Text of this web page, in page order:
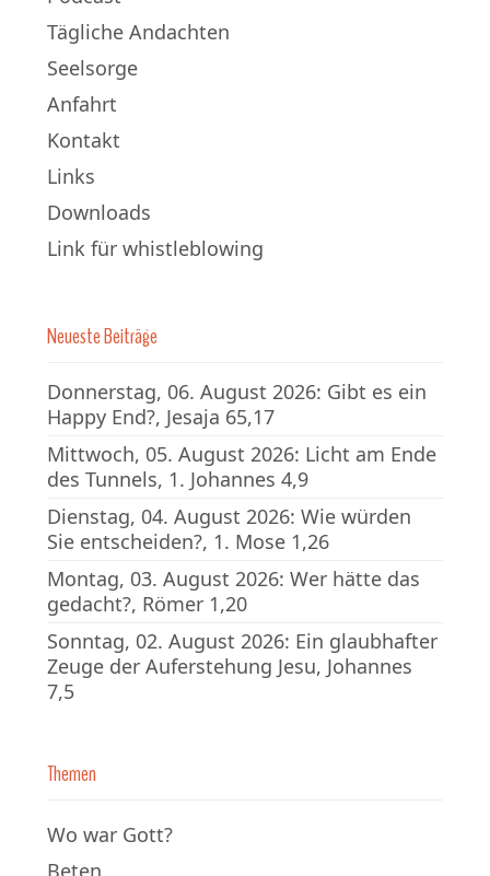
Tägliche Andachten
Seelsorge
Anfahrt
Kontakt
Links
Downloads
Link für whistleblowing
Neueste Beiträge
Donnerstag, 06. August 2026: Gibt es ein
Happy End?, Jesaja 65,17
Mittwoch, 05. August 2026: Licht am Ende
des Tunnels, 1. Johannes 4,9
Dienstag, 04. August 2026: Wie würden
Sie entscheiden?, 1. Mose 1,26
Montag, 03. August 2026: Wer hätte das
gedacht?, Römer 1,20
Sonntag, 02. August 2026: Ein glaubhafter
Zeuge der Auferstehung Jesu, Johannes
7,5
Themen
Wo war Gott?
Beten